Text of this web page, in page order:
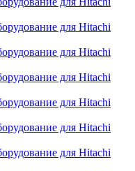
для Hitachi
для Hitachi
для Hitachi
для Hitachi
для Hitachi
для Hitachi